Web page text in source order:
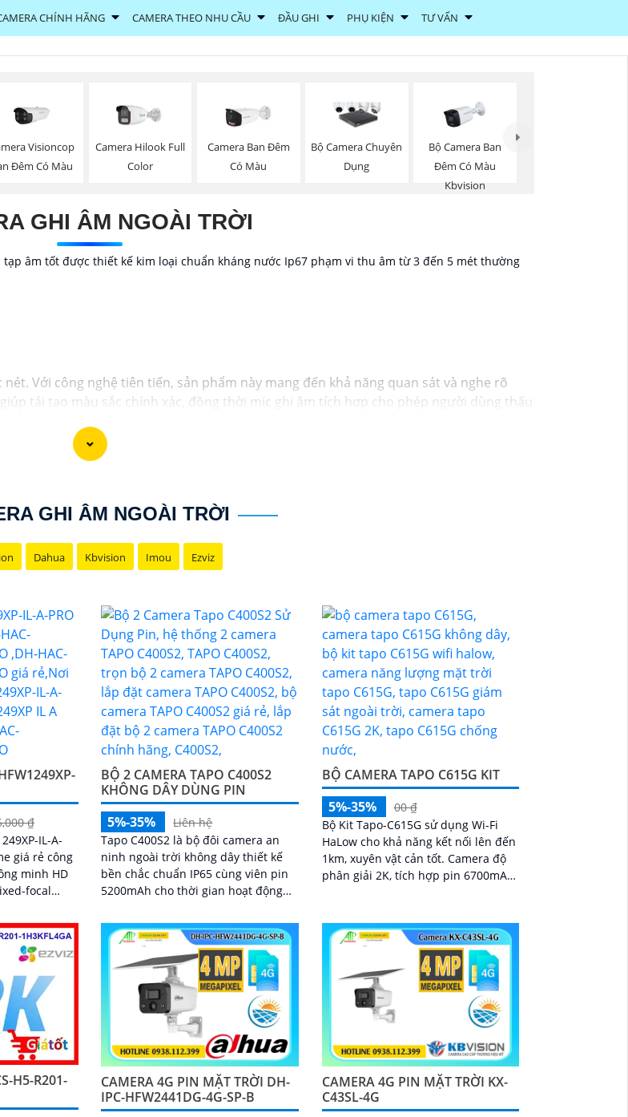
CHÍNH HÃNG CAMERA THEO NHU CẦU ĐẦU GHI PHỤ KIỆN TƯ VẤN
Visioncop
Đêm Có Màu
Camera Hilook Full
Color
Camera Ban Đêm
Có Màu
Bộ Camera Chuyên
Dụng
Bộ Camera Ban
Đêm Có Màu
Kbvision
GHI ÂM NGOÀI TRỜI
âm tốt được thiết kế kim loại chuẩn kháng nước Ip67 phạm vi thu âm từ 3 đến 5 mét thường
Với công nghệ tiên tiến, sản phẩm này mang đến khả năng quan sát và nghe rõ
tái tạo màu sắc chính xác, đồng thời mic ghi âm tích hợp cho phép người dùng thấu
thức mọi giác quan với camera thông minh này, đồng hành đáng tin cậy để bảo vệ
GHI ÂM NGOÀI TRỜI
Dahua Kbvision Imou Ezviz
₫
IL-A-
giá rẻ công
minh HD
focal
hồng
cho
xưởng
BỘ 2 CAMERA TAPO C400S2
KHÔNG DÂY DÙNG PIN
5%-35%
Liên hệ
Tapo C400S2 là bộ đôi camera an
ninh ngoài trời không dây thiết kế
bền chắc chuẩn IP65 cùng viên pin
5200mAh cho thời gian hoạt động
Full HD, hỗ trợ nhìn đêm 15m, đàm
thoại hai chiều và lưu trữ linh hoạt
với khe thẻ nhớ 512GB
BỘ CAMERA TAPO C615G KIT
5%-35%
00 ₫
Bộ Kit Tapo-C615G sử dụng Wi-Fi
HaLow cho khả năng kết nối lên đến
1km, xuyên vật cản tốt. Camera độ
phân giải 2K, tích hợp pin 6700mAh
H5-R201-
CAMERA 4G PIN MẶT TRỜI DH-
IPC-HFW2441DG-4G-SP-B
CAMERA 4G PIN MẶT TRỜI KX-
C43SL-4G